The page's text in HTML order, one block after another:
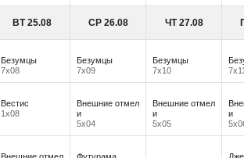
ВТ 25.08 СР 26.08 ЧТ 27.08
Безумцы
7х08
Безумцы
7х09
Безумцы
7х10
Вестис
1х08
Внешние отмел
и
5х04
Внешние отмел
и
5х05
и